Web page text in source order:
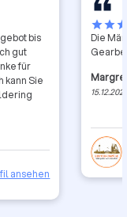
bis
gut
für
kann Sie
Reiner Moldering
ansehen
starstar
Die